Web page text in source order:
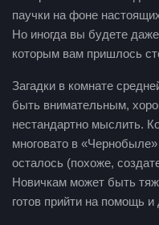
паучки на фоне
Но иногда вы будете
которым вам пришлось
Загадки в комнате
быть внимательным,
нестандартно мыслить.
многовато в
осталось (похоже,
Новичкам может быть
готов прийти на помощь